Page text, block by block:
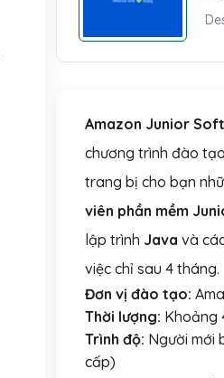
Amazon Junior
chương trình đào
trang bị cho bạn
viên phần mềm
lập trình Java và
việc chỉ sau 4 tháng.
Đơn vị đào tạo:
Thời lượng: Khoảng
Trình độ: Người mới
cấp)